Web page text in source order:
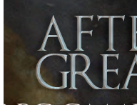
rôliste